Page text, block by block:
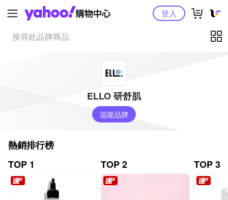
Yahoo購物中心登入
ELLO 研舒肌
追蹤品牌
熱銷排行榜
TOP 1
TOP 2 TOP 3